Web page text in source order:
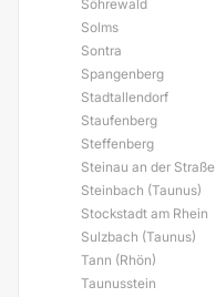
Söhrewald
Solms
Sontra
Spangenberg
Stadtallendorf
Staufenberg
Steffenberg
Steinau an der Straße
Steinbach (Taunus)
Stockstadt am Rhein
Sulzbach (Taunus)
Tann (Rhön)
Taunusstein